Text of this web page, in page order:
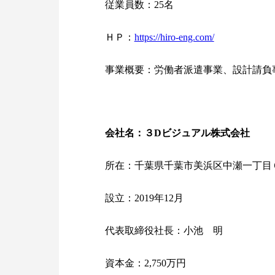
従業員数：25名
ＨＰ： https://hiro-eng.com/
事業概要：労働者派遣事業、設計請負
会社名：３Dビジュアル株式会社
所在：千葉県千葉市美浜区中瀬一丁目
設立：2019年12月
代表取締役社長：小池 明
資本金：2,750万円